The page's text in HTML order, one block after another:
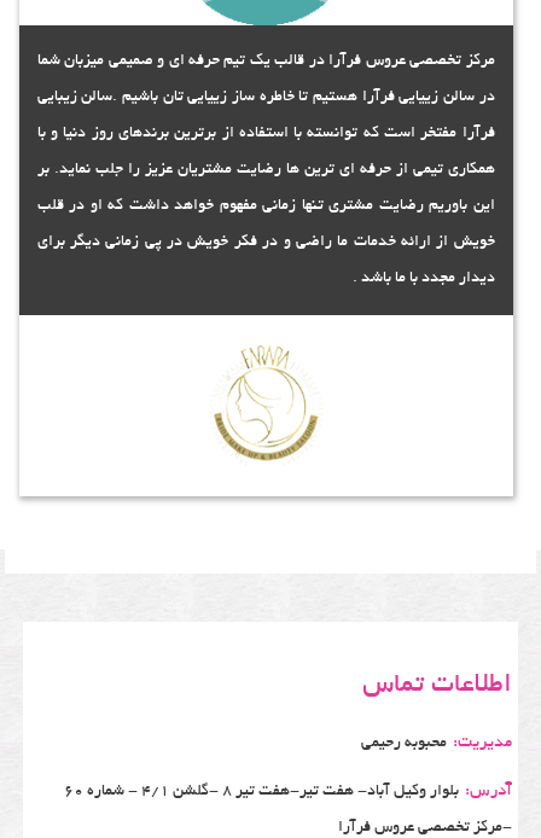
مرکز تخصصی عروس فرآرا در قالب یک تیم حرفه ای و صمیمی میزبان شما
در سالن زییایی فرآرا هستیم تا خاطره ساز زییایی تان باشیم .سالن زیبایی
فرآرا مفتخر است که توانسته با استفاده از برترین برندهای روز دنیا و با
همکاری تیمی از حرفه ای ترین ها رضایت مشتریان عزیز را جلب نماید. بر
این باوریم رضایت مشتری تنها زمانی مفهوم خواهد داشت که او در قلب
خویش از ارائه خدمات ما راضی و در فکر خویش در پی زمانی دیگر برای
دیدار مجدد با ما باشد .
اطلاعات تماس
مدیریت: محبوبه رحیمی
آدرس: بلوار وکیل آباد- هفت تیر-هفت تیر 8 -گلشن 4/1 - شماره 60
-مرکز تخصصی عروس فرآرا